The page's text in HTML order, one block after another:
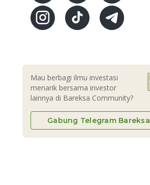
Mau berbagi ilmu investasi
menarik bersama investor
lainnya di Bareksa Community?
Gabung Telegram Bareksa